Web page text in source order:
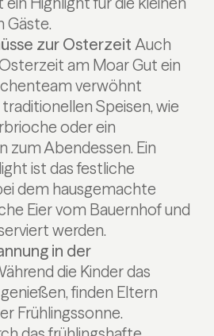
Gäste.
zur Osterzeit Auch
am Moar Gut ein
verwöhnt
Speisen, wie
oder ein
zum Abendessen. Ein
ist das festliche
dem hausgemachte
Eier vom Bauernhof und
werden.
in der
die Kinder das
finden Eltern
Frühlingssonne.